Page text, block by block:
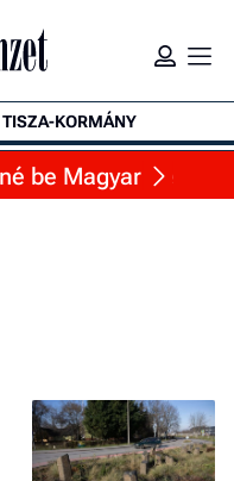
TISZA-KORMÁNY
be Magyar Péter